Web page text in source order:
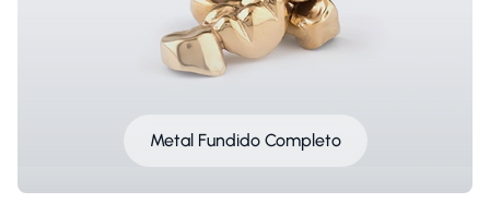
Metal Fundido Completo